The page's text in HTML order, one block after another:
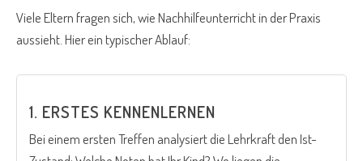
Viele Eltern fragen sich, wie Nachhilfeunterricht in der Praxis
aussieht. Hier ein typischer Ablauf:
1. ERSTES KENNENLERNEN
Bei einem ersten Treffen analysiert die Lehrkraft den Ist-